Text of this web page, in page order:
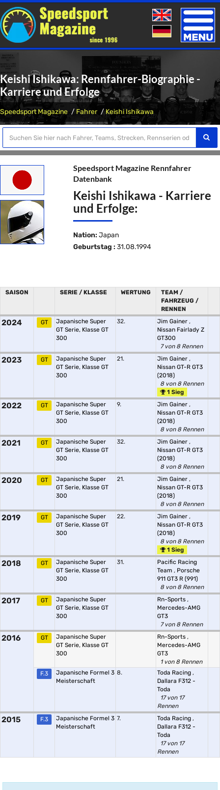
Toggle
Keishi Ishikawa: Rennfahrer-Biographie -
Karriere und Erfolge
Speedsport Magazine Fahrer Keishi Ishikawa
Speedsport Magazine Rennfahrer
Datenbank
Keishi Ishikawa - Karriere
und Erfolge:
Nation: Japan
Geburtstag : 31.08.1994
SAISON SERIE / KLASSE WERTUNG
TEAM /
FAHRZEUG /
RENNEN
2024 GT
Japanische Super
GT Serie, Klasse GT
300
32. Jim Gainer ,
Nissan Fairlady Z
GT300
7 von 8 Rennen
2023 GT
Japanische Super
GT Serie, Klasse GT
300
21. Jim Gainer ,
Nissan GT-R GT3
(2018)
8 von 8 Rennen
1 Sieg
2022 GT
Japanische Super
GT Serie, Klasse GT
300
9. Jim Gainer ,
Nissan GT-R GT3
(2018)
8 von 8 Rennen
2021 GT
Japanische Super
GT Serie, Klasse GT
300
32. Jim Gainer ,
Nissan GT-R GT3
(2018)
8 von 8 Rennen
2020 GT
Japanische Super
GT Serie, Klasse GT
300
21. Jim Gainer ,
Nissan GT-R GT3
(2018)
8 von 8 Rennen
2019 GT
Japanische Super
GT Serie, Klasse GT
300
22. Jim Gainer ,
Nissan GT-R GT3
(2018)
8 von 8 Rennen
1 Sieg
2018 GT
Japanische Super
GT Serie, Klasse GT
300
31.
Pacific Racing
Team , Porsche
911 GT3 R (991)
8 von 8 Rennen
2017 GT
Japanische Super
GT Serie, Klasse GT
300
Rn-Sports ,
Mercedes-AMG
GT3
7 von 8 Rennen
2016 GT
Japanische Super
GT Serie, Klasse GT
300
Rn-Sports ,
Mercedes-AMG
GT3
1 von 8 Rennen
F.3
Japanische Formel 3
Meisterschaft
8. Toda Racing ,
Dallara F312 -
Toda
17 von 17
Rennen
2015 F.3
Japanische Formel 3
Meisterschaft
7. Toda Racing ,
Dallara F312 -
Toda
17 von 17
Rennen